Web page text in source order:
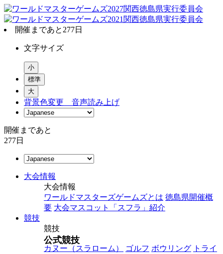
開催まであと 277日
文字サイズ
小
標準
大
背景色変更 音声読み上げ
開催まであと
277日
大会情報
大会情報
ワールドマスターズゲームズとは 徳島県開催概
要 大会マスコット「スフラ」紹介
競技
競技
公式競技
カヌー （スラローム） ゴルフ ボウリング トライ